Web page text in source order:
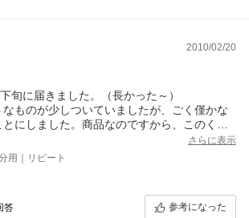
パクトは非常に大きい。
の模様なら良いが、鋭い模様が多いと攻撃
んどないので、機能性より見た目の優雅さ
買い物になる。
で使用するのは辛いかもしれないが、夜に
2010/02/20
旬に届きました。（長かった～）
ものが少しついていましたが、ごく僅かな
にしました。商品なのですから、このくら
なく完全なものを発送して欲しいと思いま
書かれていますが、コイン入れの口が固く
、ちょっと硬貨が取り出しにくく感じます。
位ずつ開くと使い易いと思います。後はサ
がかわいいけれど、あとチェーン二つ分位長
めた時にマチ部分に完全出るといいなと思
さらに表示
用｜リピート
答 参考になった